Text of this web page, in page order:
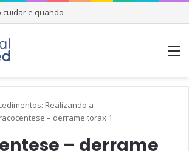
e quando se preocupar
Realizando a
– derrame torax 1
– derrame